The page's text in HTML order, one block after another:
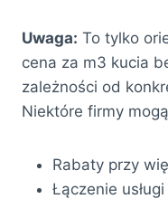
Uwaga: To tylko
cena za m3 kucia
zależności od
Niektóre firmy
Rabaty przy
Łączenie